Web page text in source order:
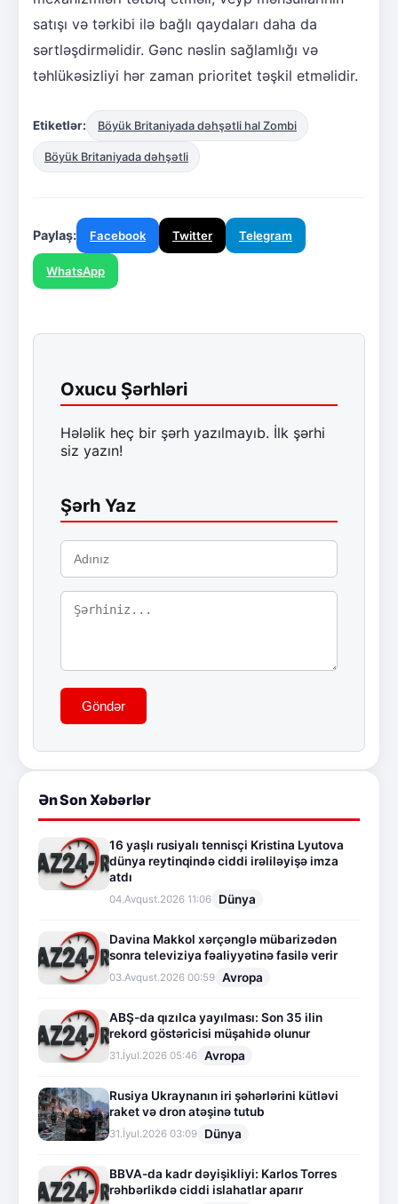
satışı və tərkibi ilə bağlı qaydaları daha da
sərtləşdirməlidir. Gənc nəslin sağlamlığı və
təhlükəsizliyi hər zaman prioritet təşkil etməlidir.
Etiketlər: Böyük Britaniyada dəhşətli hal Zombi
Böyük Britaniyada dəhşətli
Paylaş: Facebook Twitter Telegram
WhatsApp
Oxucu Şərhləri
Hələlik heç bir şərh yazılmayıb. İlk şərhi
siz yazın!
Şərh Yaz
Göndər
Ən Son Xəbərlər
16 yaşlı rusiyalı tennisçi Kristina Lyutova
dünya reytinqində ciddi irəliləyişə imza
atdı
04.Avqust.2026 11:06 Dünya
Davina Makkol xərçənglə mübarizədən
sonra televiziya fəaliyyətinə fasilə verir
03.Avqust.2026 00:59 Avropa
ABŞ-da qızılca yayılması: Son 35 ilin
rekord göstəricisi müşahidə olunur
31.İyul.2026 05:46 Avropa
Rusiya Ukraynanın iri şəhərlərini kütləvi
raket və dron atəşinə tutub
31.İyul.2026 03:09 Dünya
BBVA-da kadr dəyişikliyi: Karlos Torres
rəhbərlikdə ciddi islahatlar aparır